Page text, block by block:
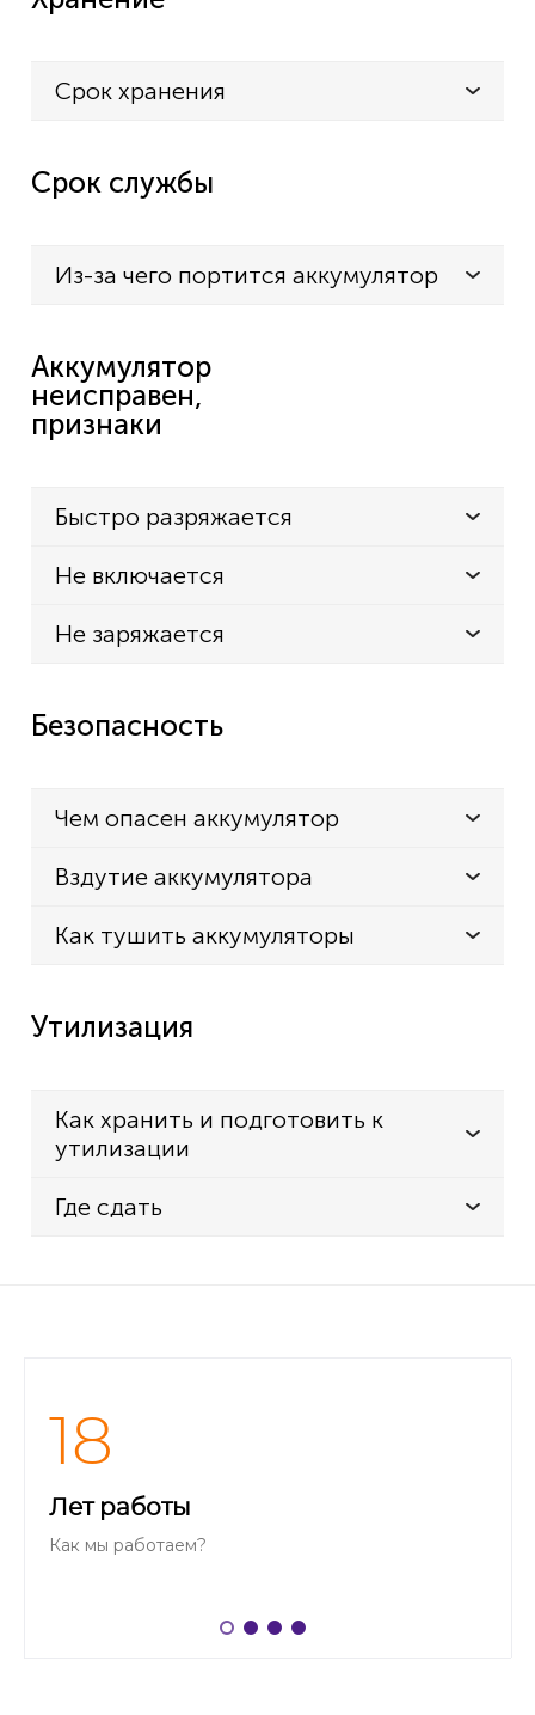
Срок хранения
Срок службы
Из-за чего портится аккумулятор
Аккумулятор
неисправен,
признаки
Быстро разряжается
Не включается
Не заряжается
Безопасность
Чем опасен аккумулятор
Вздутие аккумулятора
Как тушить аккумуляторы
Утилизация
Как хранить и подготовить к
утилизации
Где сдать
18
Лет работы
Как мы работаем?